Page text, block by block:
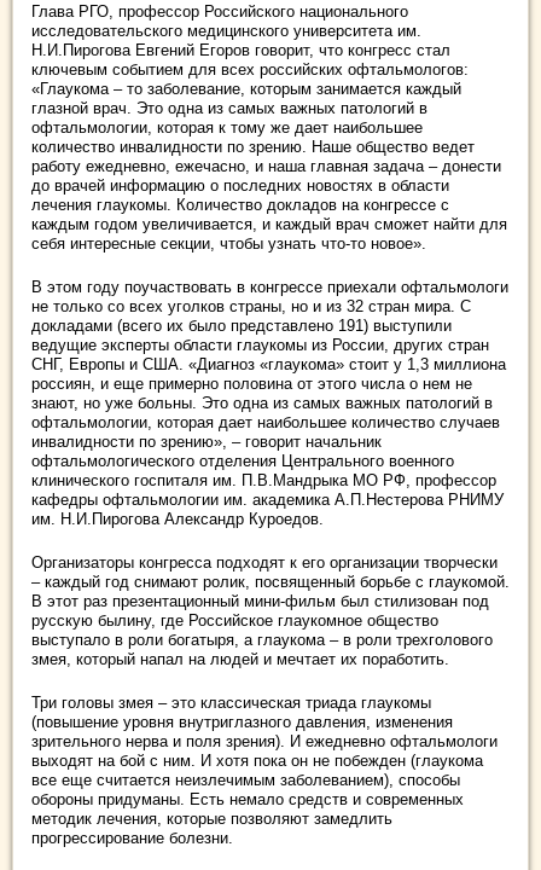
Глава РГО, профессор Российского национального
исследовательского медицинского университета им.
Н.И.Пирогова Евгений Егоров говорит, что конгресс стал
ключевым событием для всех российских офтальмологов:
«Глаукома – то заболевание, которым занимается каждый
глазной врач. Это одна из самых важных патологий в
офтальмологии, которая к тому же дает наибольшее
количество инвалидности по зрению. Наше общество ведет
работу ежедневно, ежечасно, и наша главная задача – донести
до врачей информацию о последних новостях в области
лечения глаукомы. Количество докладов на конгрессе с
каждым годом увеличивается, и каждый врач сможет найти для
себя интересные секции, чтобы узнать что-то новое».
В этом году поучаствовать в конгрессе приехали офтальмологи
не только со всех уголков страны, но и из 32 стран мира. С
докладами (всего их было представлено 191) выступили
ведущие эксперты области глаукомы из России, других стран
СНГ, Европы и США. «Диагноз «глаукома» стоит у 1,3 миллиона
россиян, и еще примерно половина от этого числа о нем не
знают, но уже больны. Это одна из самых важных патологий в
офтальмологии, которая дает наибольшее количество случаев
инвалидности по зрению», – говорит начальник
офтальмологического отделения Центрального военного
клинического госпиталя им. П.В.Мандрыка МО РФ, профессор
кафедры офтальмологии им. академика А.П.Нестерова РНИМУ
им. Н.И.Пирогова Александр Куроедов.
Организаторы конгресса подходят к его организации творчески
– каждый год снимают ролик, посвященный борьбе с глаукомой.
В этот раз презентационный мини-фильм был стилизован под
русскую былину, где Российское глаукомное общество
выступало в роли богатыря, а глаукома – в роли трехголового
змея, который напал на людей и мечтает их поработить.
Три головы змея – это классическая триада глаукомы
(повышение уровня внутриглазного давления, изменения
зрительного нерва и поля зрения). И ежедневно офтальмологи
выходят на бой с ним. И хотя пока он не побежден (глаукома
все еще считается неизлечимым заболеванием), способы
обороны придуманы. Есть немало средств и современных
методик лечения, которые позволяют замедлить
прогрессирование болезни.